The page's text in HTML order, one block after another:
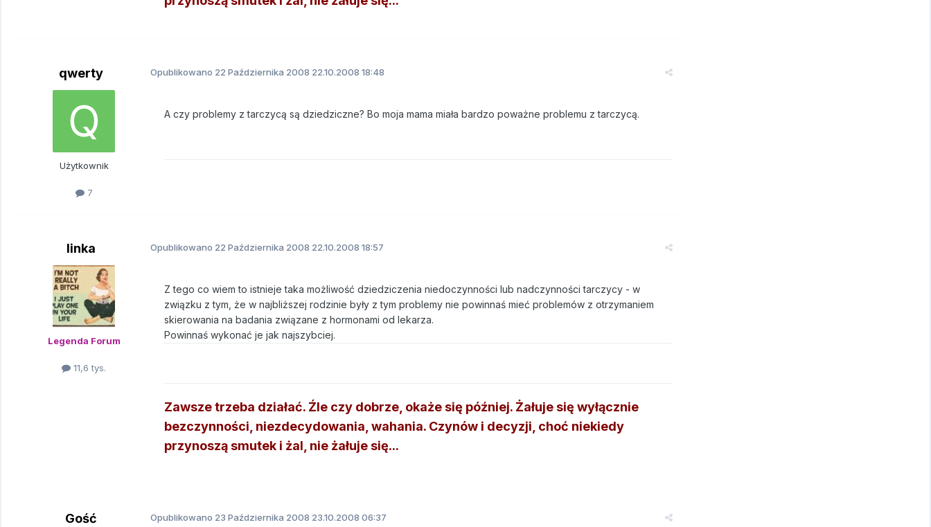
qwerty
Użytkownik
7
Opublikowano 22 Października 2008 22.10.2008 18:48
A czy problemy z tarczycą są dziedziczne? Bo moja mama miała bardzo poważne problemu z tarczycą.
linka
Legenda Forum
11,6 tys.
Opublikowano 22 Października 2008 22.10.2008 18:57
Z tego co wiem to istnieje taka możliwość dziedziczenia niedoczynności lub nadczynności tarczycy - w
związku z tym, że w najbliższej rodzinie były z tym problemy nie powinnaś mieć problemów z otrzymaniem
skierowania na badania związane z hormonami od lekarza.
Powinnaś wykonać je jak najszybciej.
Zawsze trzeba działać. Źle czy dobrze, okaże się później. Żałuje się wyłącznie
bezczynności, niezdecydowania, wahania. Czynów i decyzji, choć niekiedy
przynoszą smutek i żal, nie żałuje się...
Gość Opublikowano 23 Października 2008 23.10.2008 06:37